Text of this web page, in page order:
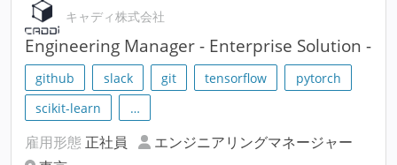
キャディ株式会社
Engineering Manager - Enterprise Solution -
github slack git tensorflow
pytorch
scikit-learn
…
雇用形態 正社員
エンジニアリングマネージャー